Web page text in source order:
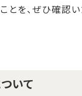
とを、ぜひ確認
いて